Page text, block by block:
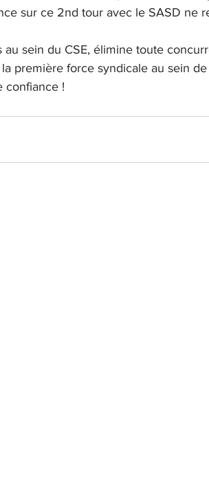
sur ce 2nd tour avec le SASD ne
sein du CSE, élimine toute
première force syndicale au sein
confiance !